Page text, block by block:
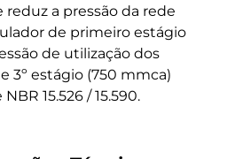
a pressão da rede
de primeiro estágio
de utilização dos
3º estágio (750 mmca)
15.526 / 15.590.